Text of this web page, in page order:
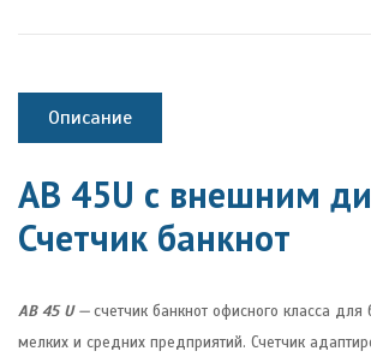
Описание
АВ 45U с внешним
Счетчик банкнот
AB 45 U—счетчик банкнот офисного класса для
мелких и средних предприятий. Счетчик